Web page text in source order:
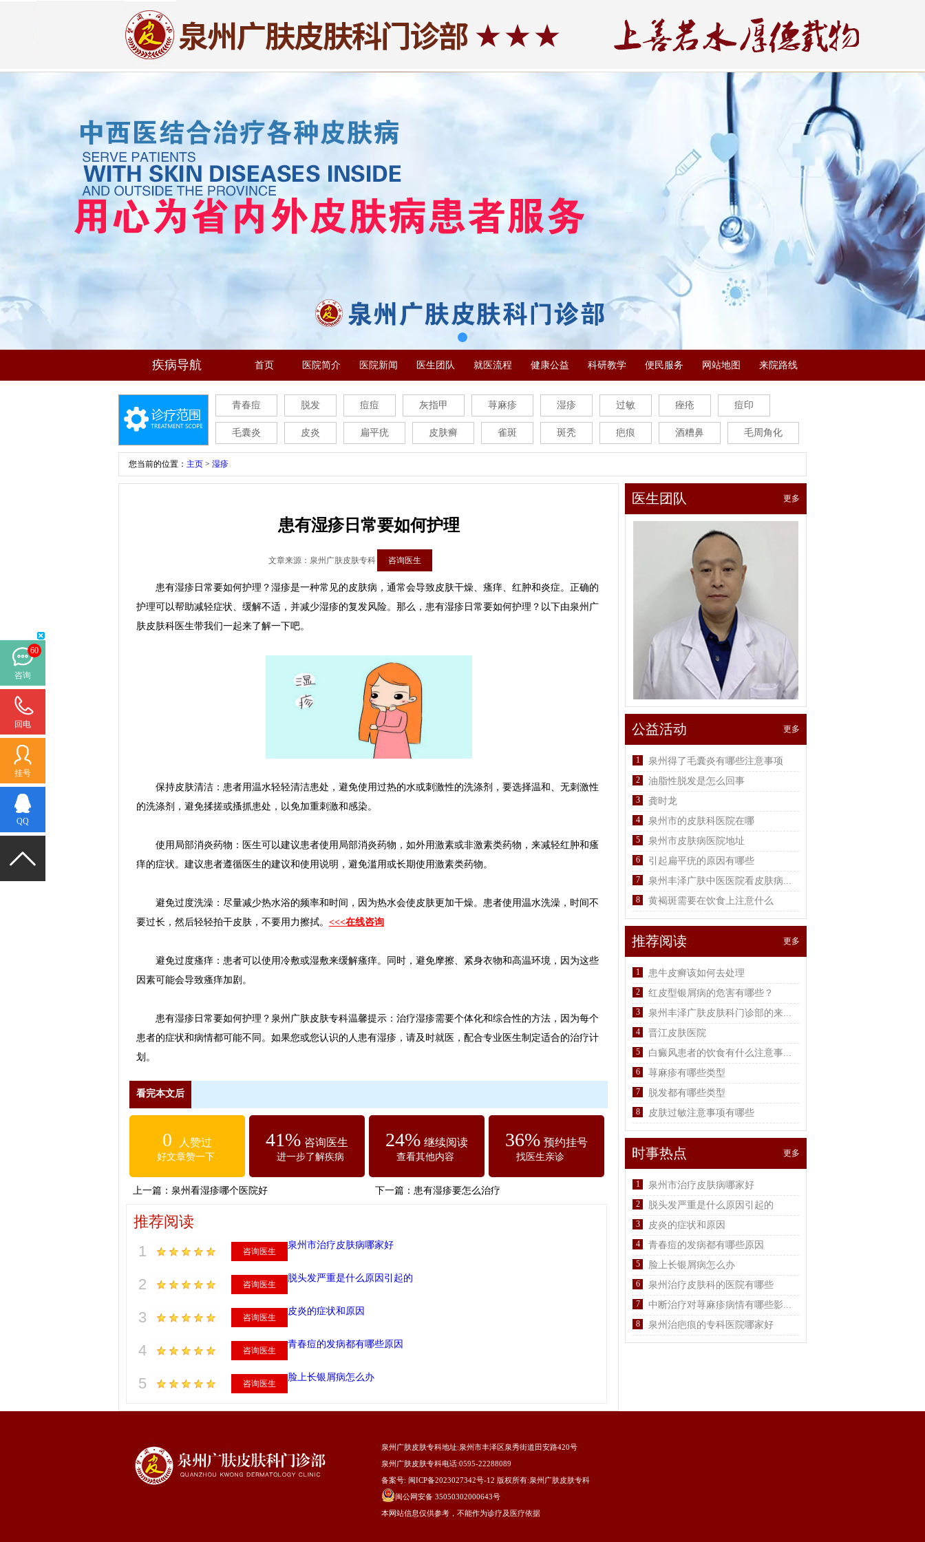
疾病导航 首页 医院简介 医院新闻 医生团队 就医流程 健康公益 科研教学 便民服务 网站地图 来院路线
青春痘 脱发 痘痘 灰指甲 荨麻疹 湿疹 过敏 痤疮 痘印
毛囊炎 皮炎 扁平疣 皮肤癣 雀斑 斑秃 疤痕 酒糟鼻 毛周角化
您当前的位置： 主页 > 湿疹
患有湿疹日常要如何护理
文章来源：泉州广肤皮肤专科 咨询医生
患有湿疹日常要如何护理？湿疹是一种常见的皮肤病，通常会导致皮肤干燥、瘙痒、红肿和炎症。正确的
护理可以帮助减轻症状、缓解不适，并减少湿疹的复发风险。那么，患有湿疹日常要如何护理？以下由泉州广
肤皮肤科医生带我们一起来了解一下吧。
保持皮肤清洁：患者用温水轻轻清洁患处，避免使用过热的水或刺激性的洗涤剂，要选择温和、无刺激性
的洗涤剂，避免揉搓或搔抓患处，以免加重刺激和感染。
使用局部消炎药物：医生可以建议患者使用局部消炎药物，如外用激素或非激素类药物，来减轻红肿和瘙
痒的症状。建议患者遵循医生的建议和使用说明，避免滥用或长期使用激素类药物。
避免过度洗澡：尽量减少热水浴的频率和时间，因为热水会使皮肤更加干燥。患者使用温水洗澡，时间不
要过长，然后轻轻拍干皮肤，不要用力擦拭。 <<<在线咨询
避免过度瘙痒：患者可以使用冷敷或湿敷来缓解瘙痒。同时，避免摩擦、紧身衣物和高温环境，因为这些
因素可能会导致瘙痒加剧。
患有湿疹日常要如何护理？泉州广肤皮肤专科温馨提示：治疗湿疹需要个体化和综合性的方法，因为每个
患者的症状和病情都可能不同。如果您或您认识的人患有湿疹，请及时就医，配合专业医生制定适合的治疗计
划。
看完本文后
0 人赞过
好文章赞一下
41% 咨询医生
进一步了解疾病
24% 继续阅读
查看其他内容
36% 预约挂号
找医生亲诊
上一篇： 泉州看湿疹哪个医院好 下一篇： 患有湿疹要怎么治疗
推荐阅读
1
泉州市治疗皮肤病哪家好
咨询医生
2 脱头发严重是什么原因引起的
咨询医生
3 皮炎的症状和原因
咨询医生
4 青春痘的发病都有哪些原因
咨询医生
5 脸上长银屑病怎么办
咨询医生
医生团队 更多
公益活动 更多
1 泉州得了毛囊炎有哪些注意事项
2 油脂性脱发是怎么回事
3 龚时龙
4 泉州市的皮肤科医院在哪
5 泉州市皮肤病医院地址
6 引起扁平疣的原因有哪些
7 泉州丰泽广肤中医医院看皮肤病...
8 黄褐斑需要在饮食上注意什么
推荐阅读 更多
1 患牛皮癣该如何去处理
2 红皮型银屑病的危害有哪些？
3 泉州丰泽广肤皮肤科门诊部的来...
4 晋江皮肤医院
5 白癜风患者的饮食有什么注意事...
6 荨麻疹有哪些类型
7 脱发都有哪些类型
8 皮肤过敏注意事项有哪些
时事热点 更多
1 泉州市治疗皮肤病哪家好
2 脱头发严重是什么原因引起的
3 皮炎的症状和原因
4 青春痘的发病都有哪些原因
5 脸上长银屑病怎么办
6 泉州治疗皮肤科的医院有哪些
7 中断治疗对荨麻疹病情有哪些影...
8 泉州治疤痕的专科医院哪家好
泉州广肤皮肤专科地址:泉州市丰泽区泉秀街道田安路420号
泉州广肤皮肤专科电话:0595-22288089
备案号: 闽ICP备2023027342号-12 版权所有:泉州广肤皮肤专科
闽公网安备 35050302000643号
本网站信息仅供参考，不能作为诊疗及医疗依据
60
咨询
回电
挂号
QQ